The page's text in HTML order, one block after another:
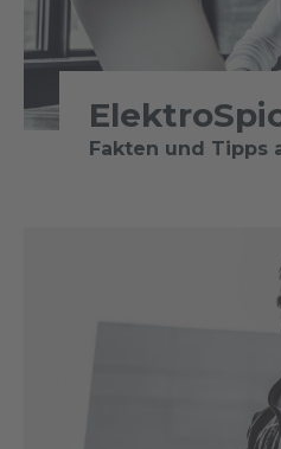
Fakten und Tipps